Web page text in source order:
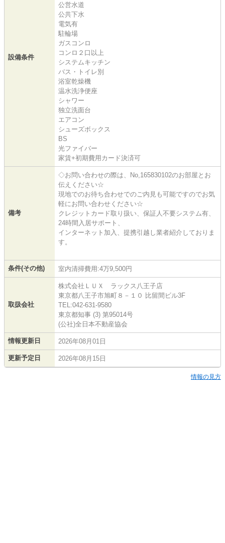
設備条件
公営水道
公共下水
電気有
駐輪場
ガスコンロ
コンロ２口以上
システムキッチン
バス・トイレ別
浴室乾燥機
温水洗浄便座
シャワー
独立洗面台
エアコン
シューズボックス
BS
光ファイバー
家賃+初期費用カード決済可
備考
◇お問い合わせの際は、No,165830102のお部屋とお
伝えください☆
現地でのお待ち合わせでのご内見も可能ですのでお気
軽にお問い合わせください☆
クレジットカード取り扱い、保証人不要システム有、
24時間入居サポート、
インターネット加入、提携引越し業者紹介しておりま
す。
条件(その他) 室内清掃費用:4万9,500円
取扱会社
株式会社ＬＵＸ ラックス八王子店
東京都八王子市旭町８－１０ 比留間ビル3F
TEL:042-631-9580
東京都知事 (3) 第95014号
(公社)全日本不動産協会
情報更新日 2026年08月01日
更新予定日 2026年08月15日
情報の見方